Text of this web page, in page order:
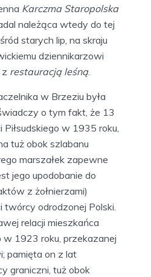
Karczma Staropolska
należąca wtedy do tej
starych lip, na skraju
dziennikarzowi
restauracją leśną.
w Brzeziu była
o tym fakt, że 13
Piłsudskiego w 1935 roku,
tuż obok szlabanu
marszałek zapewne
jego upodobanie do
z żołnierzami)
twórcy odrodzonej Polski.
relacji mieszkańca
w 1923 roku, przekazanej
pamięta on z lat
graniczni, tuż obok